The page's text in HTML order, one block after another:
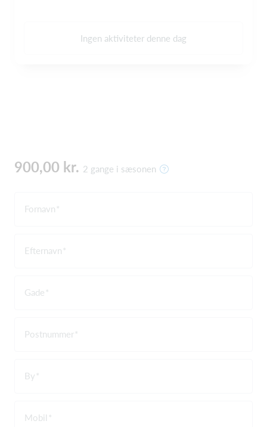
Ingen aktiviteter denne dag
900,00 kr. 2 gange i sæsonen
Fornavn
Efternavn
Gade
Postnummer
By
Mobil